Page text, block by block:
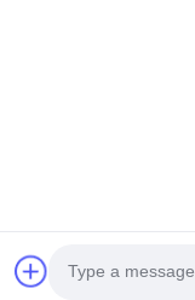
©2023- Baoji